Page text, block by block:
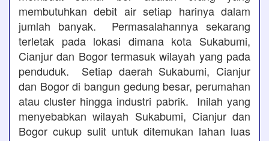
membutuhkan debit air setiap harinya dalam
jumlah banyak. Permasalahannya sekarang
terletak pada lokasi dimana kota Sukabumi,
Cianjur dan Bogor termasuk wilayah yang pada
penduduk. Setiap daerah Sukabumi, Cianjur
dan Bogor di bangun gedung besar, perumahan
atau cluster hingga industri pabrik. Inilah yang
menyebabkan wilayah Sukabumi, Cianjur dan
Bogor cukup sulit untuk ditemukan lahan luas